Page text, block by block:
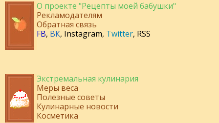
О проекте "Рецепты моей бабушки"
Рекламодателям
Обратная связь
FB, ВК, Instagram, Twitter, RSS
Экстремальная кулинария
Меры веса
Полезные советы
Кулинарные новости
Косметика